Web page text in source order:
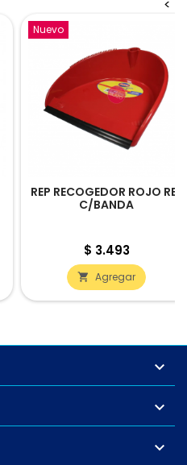
<
Nuevo
REP RECOGEDOR ROJO REF
C/BANDA
Precio
$ 3.493
 Agregar


